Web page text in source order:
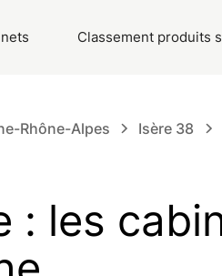
Classement produits
Rhône-Alpes Isère 38
: les